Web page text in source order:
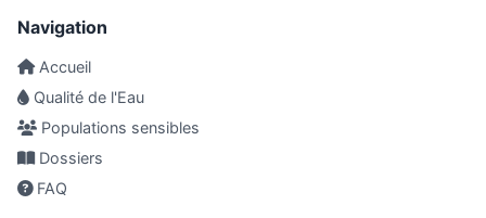
Navigation
Accueil
Qualité de l'Eau
Populations sensibles
Dossiers
FAQ